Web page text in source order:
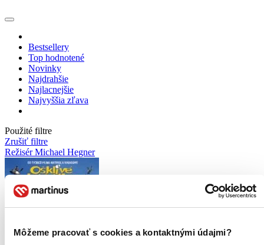
Môžeme pracovať s cookies a kontaktnými údajmi?
Bestsellery
Top hodnotené
Novinky
Najdrahšie
Najlacnejšie
Najvyššia zľava
Použité filtre
Zrušiť filtre
Režisér Michael Hegner